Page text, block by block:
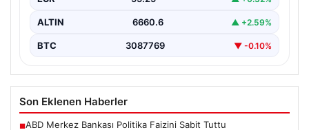
ALTIN 6660.6 ▲ +2.59%
BTC 3087769 ▼ -0.10%
Son Eklenen Haberler
■ABD Merkez Bankası Politika Faizini Sabit Tuttu